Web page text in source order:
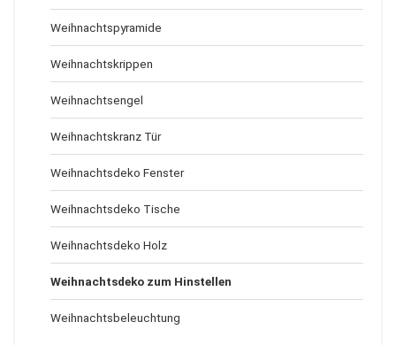
Weihnachtspyramide
Weihnachtskrippen
Weihnachtsengel
Weihnachtskranz Tür
Weihnachtsdeko Fenster
Weihnachtsdeko Tische
Weihnachtsdeko Holz
Weihnachtsdeko zum Hinstellen
Weihnachtsbeleuchtung